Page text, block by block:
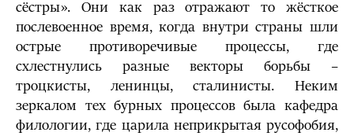
сёстры». Они как раз отражают то жёсткое
послевоенное время, когда внутри страны шли
острые противоречивые процессы, где
схлестнулись разные векторы борьбы –
троцкисты, ленинцы, сталинисты. Неким
зеркалом тех бурных процессов была кафедра
филологии, где царила неприкрытая русофобия,